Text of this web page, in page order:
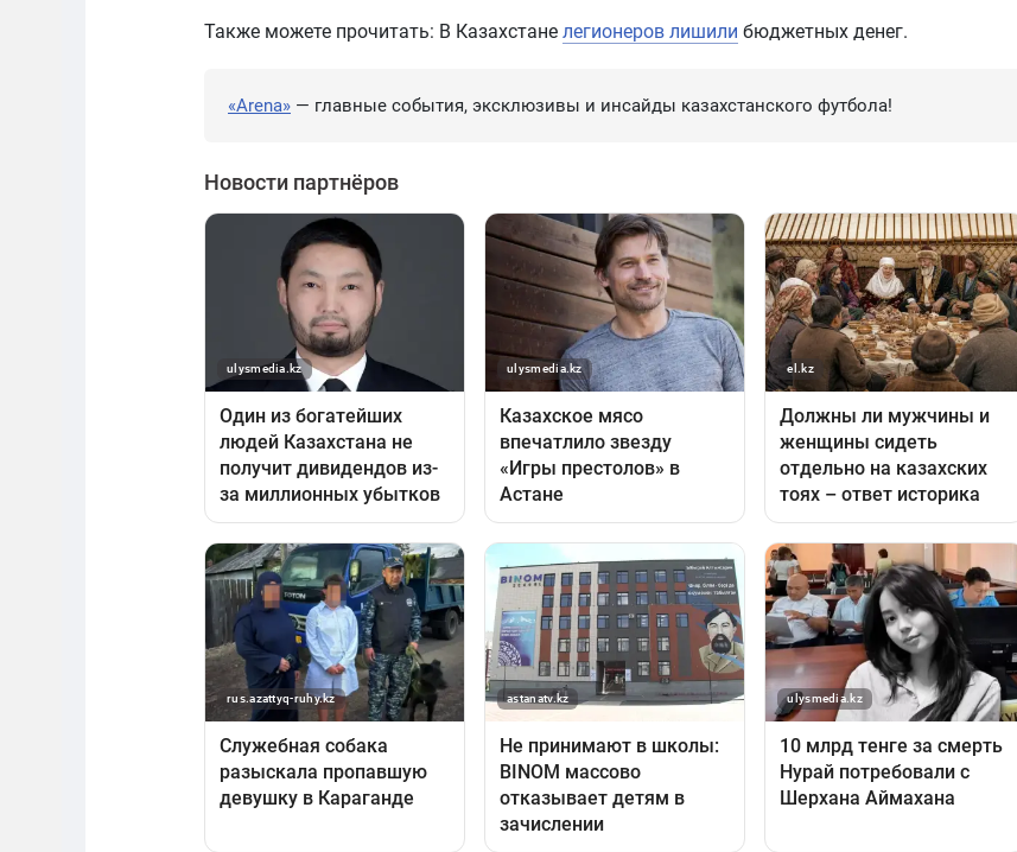
Также можете прочитать: В Казахстане легионеров лишили бюджетных денег.
«Arena» — главные события, эксклюзивы и инсайды казахстанского футбола!